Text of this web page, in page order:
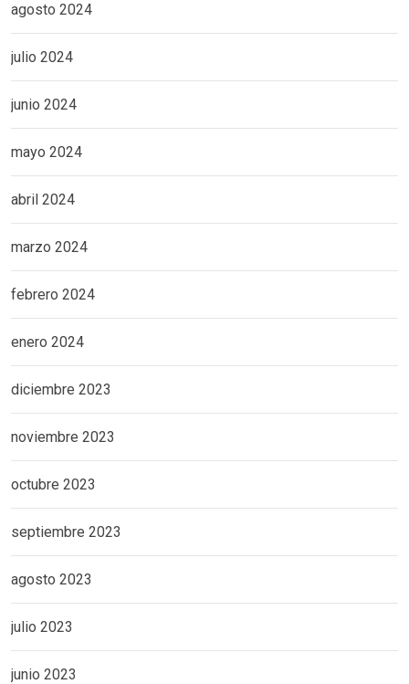
agosto 2024
julio 2024
junio 2024
mayo 2024
abril 2024
marzo 2024
febrero 2024
enero 2024
diciembre 2023
noviembre 2023
octubre 2023
septiembre 2023
agosto 2023
julio 2023
junio 2023